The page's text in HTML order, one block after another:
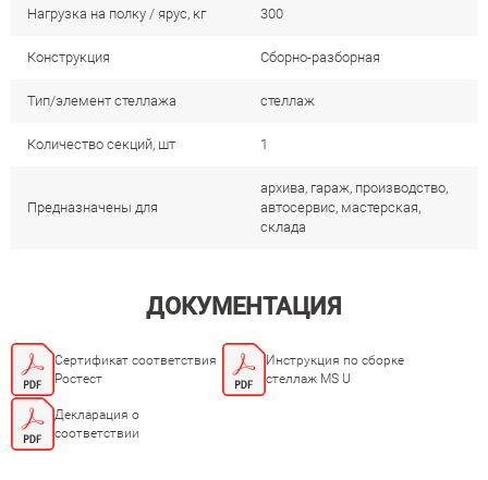
Нагрузка на полку / ярус, кг 300
Конструкция Сборно-разборная
Тип/элемент стеллажа стеллаж
Количество секций, шт 1
Предназначены для
архива, гараж, производство,
автосервис, мастерская,
склада
ДОКУМЕНТАЦИЯ
Сертификат соответствия
Ростест
Инструкция по сборке
стеллаж MS U
Декларация о
соответствии